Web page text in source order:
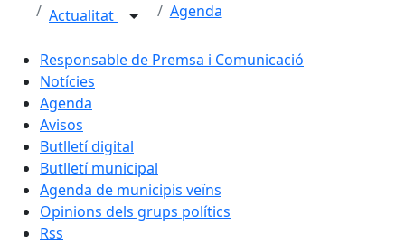
Actualitat Agenda
Responsable de Premsa i Comunicació
Notícies
Agenda
Avisos
Butlletí digital
Butlletí municipal
Agenda de municipis veïns
Opinions dels grups polítics
Rss